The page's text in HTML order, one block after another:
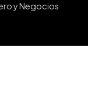
y Negocios